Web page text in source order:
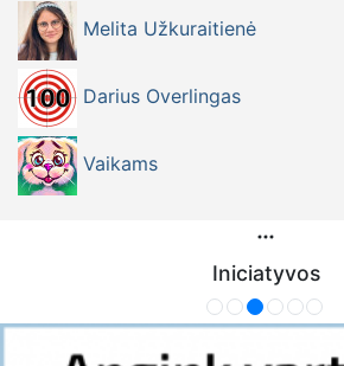
Melita Užkuraitienė
Darius Overlingas
Vaikams
Iniciatyvos